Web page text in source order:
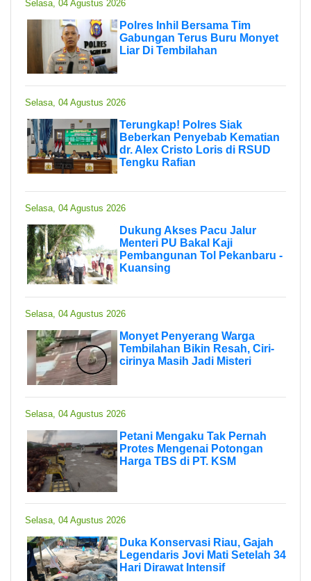
Selasa, 04 Agustus 2026
Polres Inhil Bersama Tim
Gabungan Terus Buru Monyet
Liar Di Tembilahan
Selasa, 04 Agustus 2026
Terungkap! Polres Siak
Beberkan Penyebab Kematian
dr. Alex Cristo Loris di RSUD
Tengku Rafian
Selasa, 04 Agustus 2026
Dukung Akses Pacu Jalur
Menteri PU Bakal Kaji
Pembangunan Tol Pekanbaru -
Kuansing
Selasa, 04 Agustus 2026
Monyet Penyerang Warga
Tembilahan Bikin Resah, Ciri-
cirinya Masih Jadi Misteri
Selasa, 04 Agustus 2026
Petani Mengaku Tak Pernah
Protes Mengenai Potongan
Harga TBS di PT. KSM
Selasa, 04 Agustus 2026
Duka Konservasi Riau, Gajah
Legendaris Jovi Mati Setelah 34
Hari Dirawat Intensif